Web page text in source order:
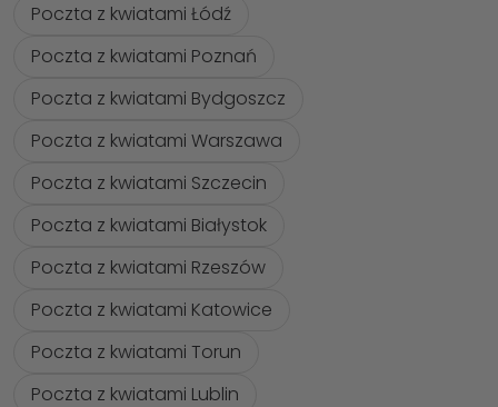
Poczta z kwiatami Łódź
Poczta z kwiatami Poznań
Poczta z kwiatami Bydgoszcz
Poczta z kwiatami Warszawa
Poczta z kwiatami Szczecin
Poczta z kwiatami Białystok
Poczta z kwiatami Rzeszów
Poczta z kwiatami Katowice
Poczta z kwiatami Torun
Poczta z kwiatami Lublin